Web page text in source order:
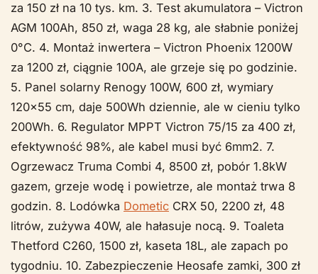
za 150 zł na 10 tys. km. 3. Test akumulatora – Victron
AGM 100Ah, 850 zł, waga 28 kg, ale słabnie poniżej
0°C. 4. Montaż inwertera – Victron Phoenix 1200W
za 1200 zł, ciągnie 100A, ale grzeje się po godzinie.
5. Panel solarny Renogy 100W, 600 zł, wymiary
120x55 cm, daje 500Wh dziennie, ale w cieniu tylko
200Wh. 6. Regulator MPPT Victron 75/15 za 400 zł,
efektywność 98%, ale kabel musi być 6mm2. 7.
Ogrzewacz Truma Combi 4, 8500 zł, pobór 1.8kW
gazem, grzeje wodę i powietrze, ale montaż trwa 8
godzin. 8. Lodówka Dometic CRX 50, 2200 zł, 48
litrów, zużywa 40W, ale hałasuje nocą. 9. Toaleta
Thetford C260, 1500 zł, kaseta 18L, ale zapach po
tygodniu. 10. Zabezpieczenie Heosafe zamki, 300 zł